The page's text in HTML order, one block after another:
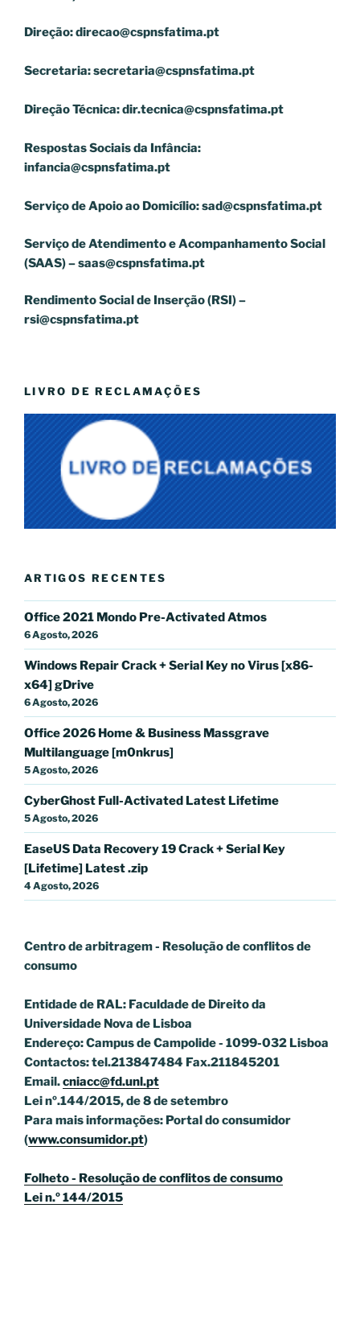
Direção:direcao@cspnsfatima.pt
Secretaria:secretaria@cspnsfatima.pt
Direção Técnica:dir.tecnica@cspnsfatima.pt
Respostas Sociais da Infância:
infancia@cspnsfatima.pt
Serviço de Apoio ao Domicílio:sad@cspnsfatima.pt
Serviço de Atendimento e Acompanhamento Social
(SAAS) –saas@cspnsfatima.pt
Rendimento Social de Inserção (RSI) –
rsi@cspnsfatima.pt
LIVRO DE RECLAMAÇÕES
ARTIGOS RECENTES
Office 2021 Mondo Pre-Activated Atmos
6 Agosto, 2026
Windows Repair Crack + Serial Key no Virus [x86-
x64] gDrive
6 Agosto, 2026
Office 2026 Home & Business Massgrave
Multilanguage [m0nkrus]
5 Agosto, 2026
CyberGhost Full-Activated Latest Lifetime
5 Agosto, 2026
EaseUS Data Recovery 19 Crack + Serial Key
[Lifetime] Latest .zip
4 Agosto, 2026
Centro de arbitragem - Resolução de conflitosde
consumo
Entidade de RAL: Faculdade de Direito da
Universidade Nova de Lisboa
Endereço: Campus de Campolide - 1099-032 Lisboa
Contactos: tel.213847484 Fax.211845201
Email.cniacc@fd.unl.pt
Lei nº.144/2015, de 8 de setembro
Para mais informações: Portal do consumidor
(www.consumidor.pt)
Folheto - Resolução de conflitos de consumo
Lei n.º 144/2015